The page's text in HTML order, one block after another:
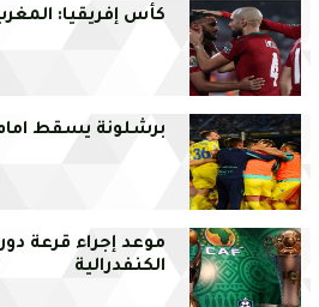
كأس إفريقيا:
برشلونة يسقط
موعد إجراء قرعة
الكنفدرالية